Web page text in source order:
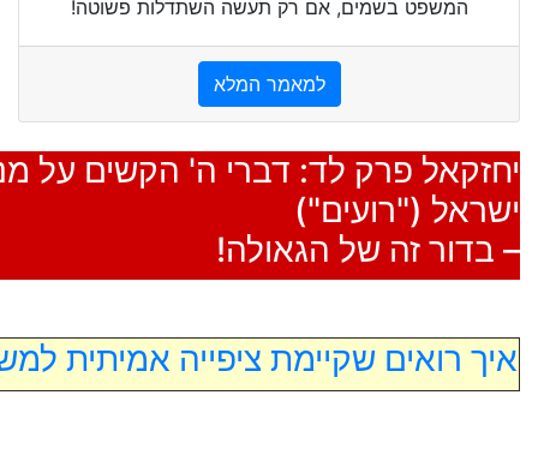
המשפט בשמים, אם רק תעשה השתדלות פשוטה!
למאמר המלא
יחזקאל פרק לד: דברי ה' הקשים על
ישראל ("רועים")
– בדור זה של הגאולה!
איך רואים שקיימת ציפייה אמיתית